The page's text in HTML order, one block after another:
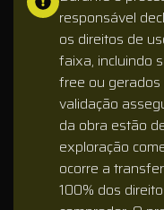
responsável
os direitos de
faixa, incluindo
free ou gerados
validação
da obra estão
exploração
ocorre a
100% dos